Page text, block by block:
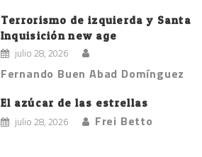
Terrorismo de izquierda y Santa
Inquisición new age
julio 28, 2026
Fernando Buen Abad Domínguez
El azúcar de las estrellas
julio 28, 2026 Frei Betto